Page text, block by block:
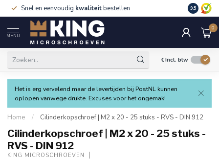
Snel en eenvoudig kwaliteitbestellen 9.5
MENU
0
€Incl. btw
Het is erg vervelend maar de levertijden bij PostNL kunnen
oplopen vanwege drukte. Excuses voor het ongemak!
Home / Cilinderkopschroef | M2 x 20 - 25 stuks - RVS - DIN 912
Cilinderkopschroef | M2 x 20 - 25 stuks -
RVS - DIN 912
KING MICROSCHROEVEN